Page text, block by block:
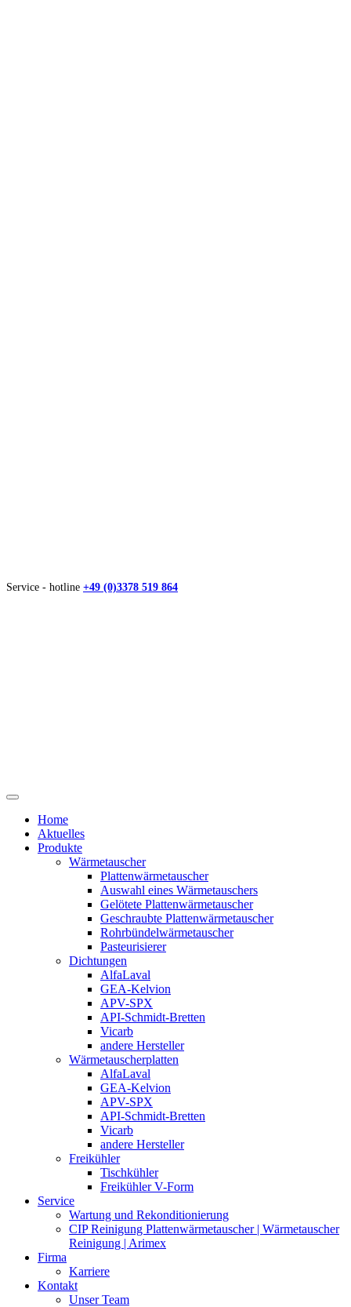
Service - hotline +49 (0)3378 519 864
Home
Aktuelles
Produkte
Wärmetauscher
Plattenwärmetauscher
Auswahl eines Wärmetauschers
Gelötete Plattenwärmetauscher
Geschraubte Plattenwärmetauscher
Rohrbündelwärmetauscher
Pasteurisierer
Dichtungen
AlfaLaval
GEA-Kelvion
APV-SPX
API-Schmidt-Bretten
Vicarb
andere Hersteller
Wärmetauscherplatten
AlfaLaval
GEA-Kelvion
APV-SPX
API-Schmidt-Bretten
Vicarb
andere Hersteller
Freikühler
Tischkühler
Freikühler V-Form
Service
Wartung und Rekonditionierung
CIP Reinigung Plattenwärmetauscher | Wärmetauscher
Reinigung | Arimex
Firma
Karriere
Kontakt
Unser Team